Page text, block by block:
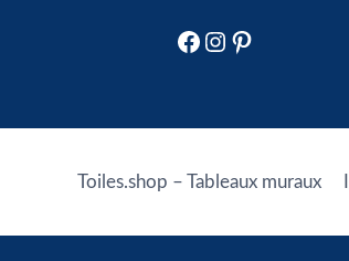
Facebook
Instagram
Pinterest
Toiles.shop – Tableaux muraux